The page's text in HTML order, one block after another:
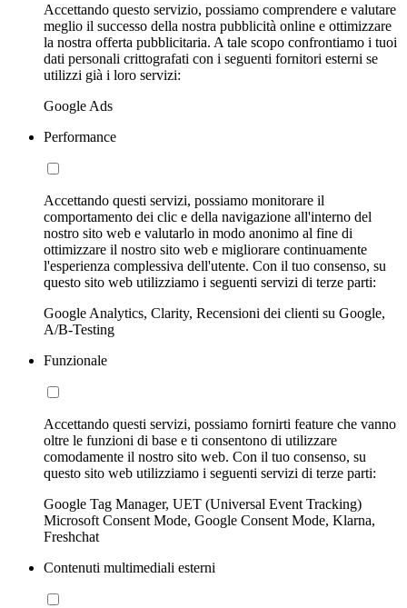
Accettando questo servizio, possiamo comprendere e valutare
meglio il successo della nostra pubblicità online e ottimizzare
la nostra offerta pubblicitaria. A tale scopo confrontiamo i tuoi
dati personali crittografati con i seguenti fornitori esterni se
utilizzi già i loro servizi:
Google Ads
Performance
Accettando questi servizi, possiamo monitorare il
comportamento dei clic e della navigazione all'interno del
nostro sito web e valutarlo in modo anonimo al fine di
ottimizzare il nostro sito web e migliorare continuamente
l'esperienza complessiva dell'utente. Con il tuo consenso, su
questo sito web utilizziamo i seguenti servizi di terze parti:
Google Analytics, Clarity, Recensioni dei clienti su Google,
A/B-Testing
Funzionale
Accettando questi servizi, possiamo fornirti feature che vanno
oltre le funzioni di base e ti consentono di utilizzare
comodamente il nostro sito web. Con il tuo consenso, su
questo sito web utilizziamo i seguenti servizi di terze parti:
Google Tag Manager, UET (Universal Event Tracking)
Microsoft Consent Mode, Google Consent Mode, Klarna,
Freshchat
Contenuti multimediali esterni